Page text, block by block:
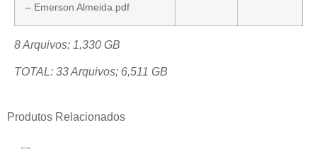
– Emerson Almeida.pdf
8 Arquivos; 1,330 GB
TOTAL: 33 Arquivos; 6,511 GB
Produtos Relacionados